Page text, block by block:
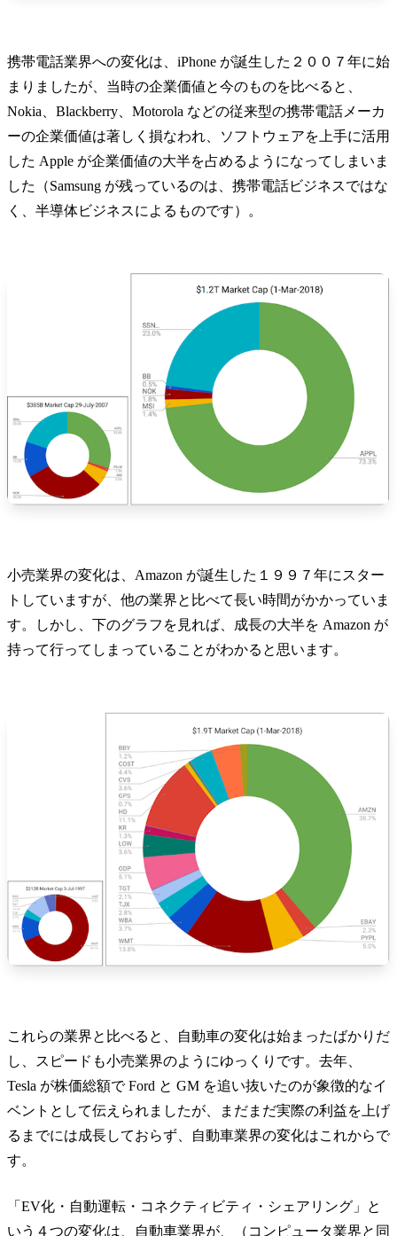
携帯電話業界への変化は、iPhone が誕生した２００７年に始
まりましたが、当時の企業価値と今のものを比べると、
Nokia、Blackberry、Motorola などの従来型の携帯電話メーカ
ーの企業価値は著しく損なわれ、ソフトウェアを上手に活用
した Apple が企業価値の大半を占めるようになってしまいま
した（Samsung が残っているのは、携帯電話ビジネスではな
く、半導体ビジネスによるものです）。
小売業界の変化は、Amazon が誕生した１９９７年にスター
トしていますが、他の業界と比べて長い時間がかかっていま
す。しかし、下のグラフを見れば、成長の大半を Amazon が
持って行ってしまっていることがわかると思います。
これらの業界と比べると、自動車の変化は始まったばかりだ
し、スピードも小売業界のようにゆっくりです。去年、
Tesla が株価総額で Ford と GM を追い抜いたのが象徴的なイ
ベントとして伝えられましたが、まだまだ実際の利益を上げ
るまでには成長しておらず、自動車業界の変化はこれからで
す。
「EV化・自動運転・コネクティビティ・シェアリング」と
いう４つの変化は、自動車業界が、（コンピュータ業界と同